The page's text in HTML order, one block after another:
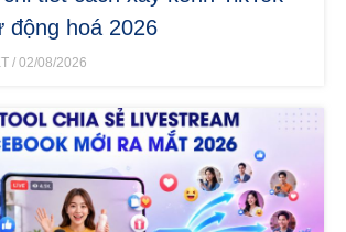
động hoá 2026
02/08/2026